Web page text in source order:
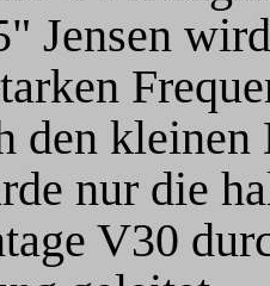
Jensen
den kleinen
nur die
V30